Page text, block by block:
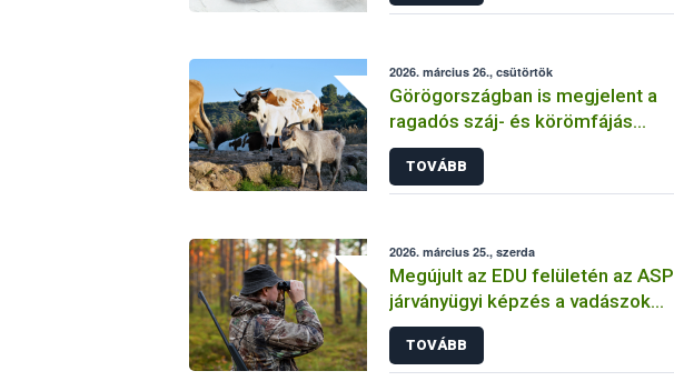
2026. március 26., csütörtök
Görögországban is megjelent a
ragadós száj- és körömfájás
betegség
TOVÁBB
2026. március 25., szerda
Megújult az EDU felületén az ASP
járványügyi képzés a vadászok
számára
TOVÁBB